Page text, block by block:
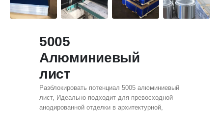
5005
Алюминиевый
лист
Разблокировать потенциал 5005 алюминиевый
лист, Идеально подходит для превосходной
анодированной отделки в архитектурной,